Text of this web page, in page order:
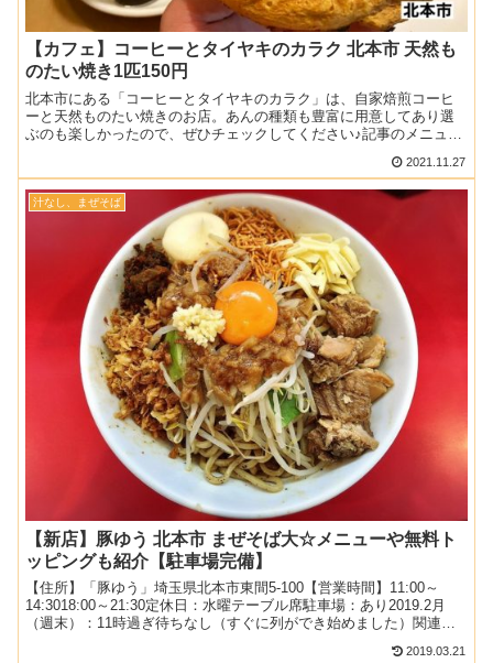
【カフェ】コーヒーとタイヤキのカラク 北本市 天然も
のたい焼き1匹150円
北本市にある「コーヒーとタイヤキのカラク」は、自家焙煎コーヒ
ーと天然ものたい焼きのお店。あんの種類も豊富に用意してあり選
ぶのも楽しかったので、ぜひチェックしてください♪記事のメニュー
2021.11.27
汁なし、まぜそば
【新店】豚ゆう 北本市 まぜそば大☆メニューや無料ト
ッピングも紹介【駐車場完備】
【住所】「豚ゆう」埼玉県北本市東間5-100【営業時間】11:00～
14:3018:00～21:30定休日：水曜テーブル席駐車場：あり2019.2月
（週末）：11時過ぎ待ちなし（すぐに列ができ始めました）関連：
2019.03.21